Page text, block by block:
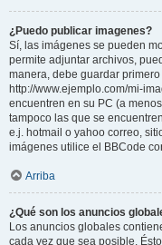
¿Puedo publicar imagenes?
Sí, las imágenes se pueden
permite adjuntar archivos,
manera, debe guardar
http://www.ejemplo.com/mi-
encuentren en su PC (a
tampoco las que se
e.j. hotmail o yahoo correo,
imágenes utilice el BBCode
Arriba
¿Qué son los anuncios
Los anuncios globales
cada vez que sea posible.